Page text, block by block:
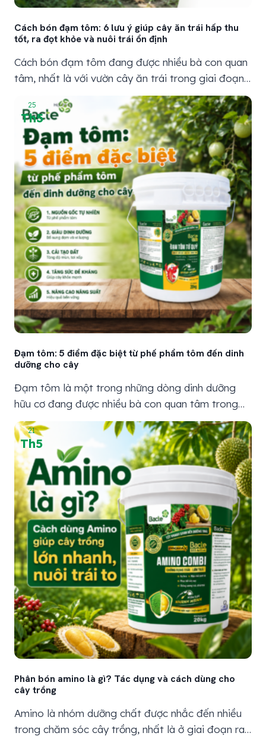
Cách bón đạm tôm: 6 lưu ý giúp cây ăn trái hấp thu
tốt, ra đọt khỏe và nuôi trái ổn định
Cách bón đạm tôm đang được nhiều bà con quan
tâm, nhất là với vườn cây ăn trái trong giai đoạn
ra đọt, ra hoa, nuôi trái, sau thu hoạch hoặc cần
phục hồi sau thời tiết bất lợi. Bởi thực tế làm vườn
cho thấy, cây muốn xanh lá, ra đọt đều, nuôi trái...
25
Th5
Đạm tôm: 5 điểm đặc biệt từ phế phẩm tôm đến dinh
dưỡng cho cây
Đạm tôm là một trong những dòng dinh dưỡng
hữu cơ đang được nhiều bà con quan tâm trong
quá trình chăm sóc cây trồng. Từ nguồn phụ phẩm
tôm, qua quá trình xử lý phù hợp, đạm tôm có thể
trở thành nguồn dinh dưỡng giúp cây hấp thu tốt
hơn, hỗ trợ nuôi...
21
Th5
Phân bón amino là gì? Tác dụng và cách dùng cho
cây trồng
Amino là nhóm dưỡng chất được nhắc đến nhiều
trong chăm sóc cây trồng, nhất là ở giai đoạn ra